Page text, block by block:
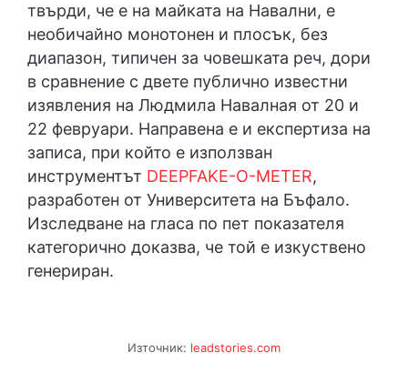
твърди, че е на майката на Навални, е
необичайно монотонен и плосък, без
диапазон, типичен за човешката реч, дори
в сравнение с двете публично известни
изявления на Людмила Навалная от 20 и
22 февруари. Направена е и експертиза на
записа, при който е използван
инструментът DEEPFAKE-O-METER,
разработен от Университета на Бъфало.
Изследване на гласа по пет показателя
категорично доказва, че той е изкуствено
генериран.
Източник: leadstories.com